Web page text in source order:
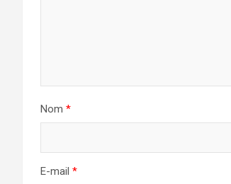
Nom *
E-mail *